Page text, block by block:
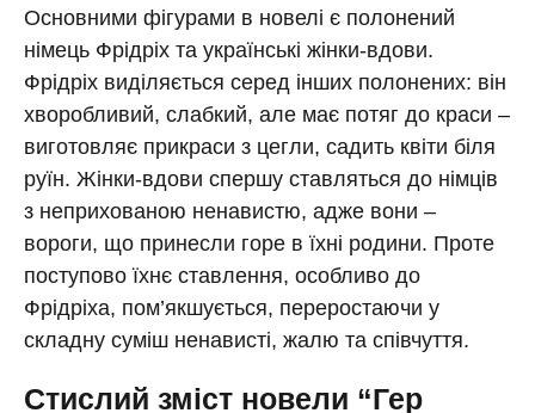
Основними фігурами в новелі є полонений
німець Фрідріх та українські жінки-вдови.
Фрідріх виділяється серед інших полонених: він
хворобливий, слабкий, але має потяг до краси –
виготовляє прикраси з цегли, садить квіти біля
руїн. Жінки-вдови спершу ставляться до німців
з неприхованою ненавистю, адже вони –
вороги, що принесли горе в їхні родини. Проте
поступово їхнє ставлення, особливо до
Фрідріха, пом’якшується, переростаючи у
складну суміш ненависті, жалю та співчуття.
Стислий зміст новели “Гер